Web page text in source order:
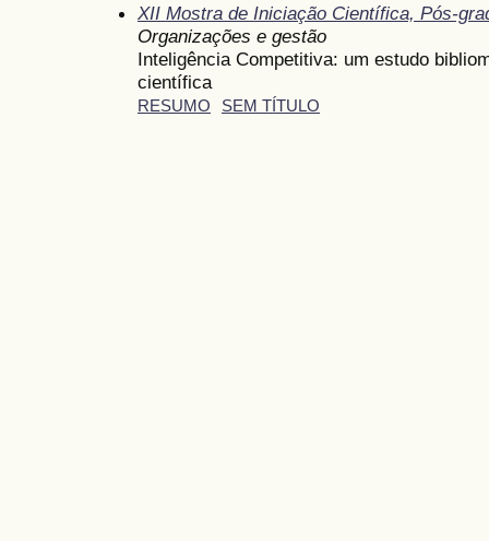
XII Mostra de Iniciação Científica, Pós-
Organizações e gestão
Inteligência Competitiva: um estudo
científica
RESUMO SEM TÍTULO